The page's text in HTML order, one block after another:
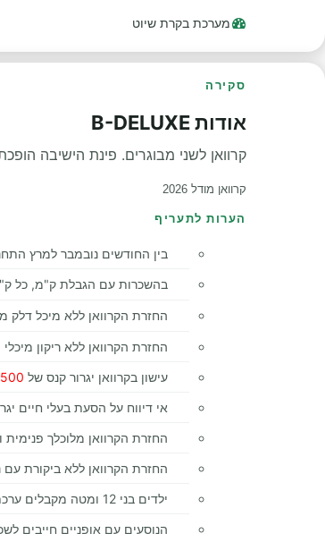
מערכת בקרת שיוט
סקירה
אודות B-DELUXE
קרוואן לשני מבוגרים. פינת הישיבה
קרוואן מודל 2026
הערות לתעריף
בין החודשים נובמבר למרץ
בהשכרות עם הגבלת ק"מ, כל
החזרת הקרוואן ללא מיכל דלק
החזרת הקרוואן ללא ריקון
עישון בקרוואן יגרור קנס של 500 $
אי דיווח על הסעת בעלי חיים
החזרת הקרוואן מלוכלך פנימית
החזרת הקרוואן ללא ביקורת
ילדים בני 12 ומטה מקבלים ערכת נוחות חינם.